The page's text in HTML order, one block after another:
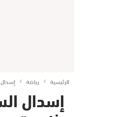
الرئيسية رياضة إسدال
إسدال